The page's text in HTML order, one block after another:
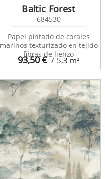
93,50€ / 5,3 m²
Baltic Forest
684530
Papel pintado de corales
marinos texturizado en tejido
fibras de lienzo